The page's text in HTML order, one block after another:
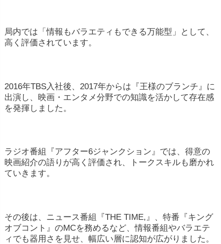
局内では「情報もバラエティもできる万能型」として、
高く評価されています。
2016年TBS入社後、2017年からは『王様のブランチ』に
出演し、映画・エンタメ分野での知識を活かして存在感
を発揮しました。
ラジオ番組『アフター6ジャンクション』では、得意の
映画紹介の語りが高く評価され、トークスキルも磨かれ
ていきます。
その後は、ニュース番組『THE TIME,』、特番『キング
オブコント』のMCを務めるなど、情報番組やバラエテ
ィでも器用さを見せ、幅広い層に認知が広がりました。